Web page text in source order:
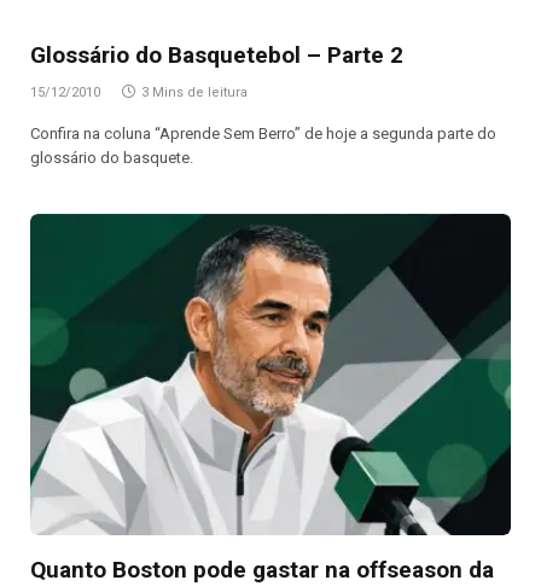
Glossário do Basquetebol – Parte 2
15/12/2010 3 Mins de leitura
Confira na coluna “Aprende Sem Berro” de hoje a segunda parte do
glossário do basquete.
Quanto Boston pode gastar na offseason da